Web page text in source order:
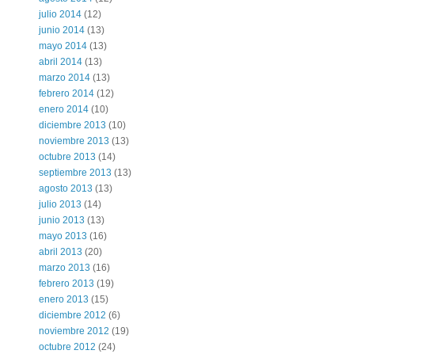
julio 2014 (12)
junio 2014 (13)
mayo 2014 (13)
abril 2014 (13)
marzo 2014 (13)
febrero 2014 (12)
enero 2014 (10)
diciembre 2013 (10)
noviembre 2013 (13)
octubre 2013 (14)
septiembre 2013 (13)
agosto 2013 (13)
julio 2013 (14)
junio 2013 (13)
mayo 2013 (16)
abril 2013 (20)
marzo 2013 (16)
febrero 2013 (19)
enero 2013 (15)
diciembre 2012 (6)
noviembre 2012 (19)
octubre 2012 (24)